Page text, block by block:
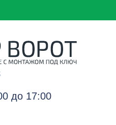
до 17:00